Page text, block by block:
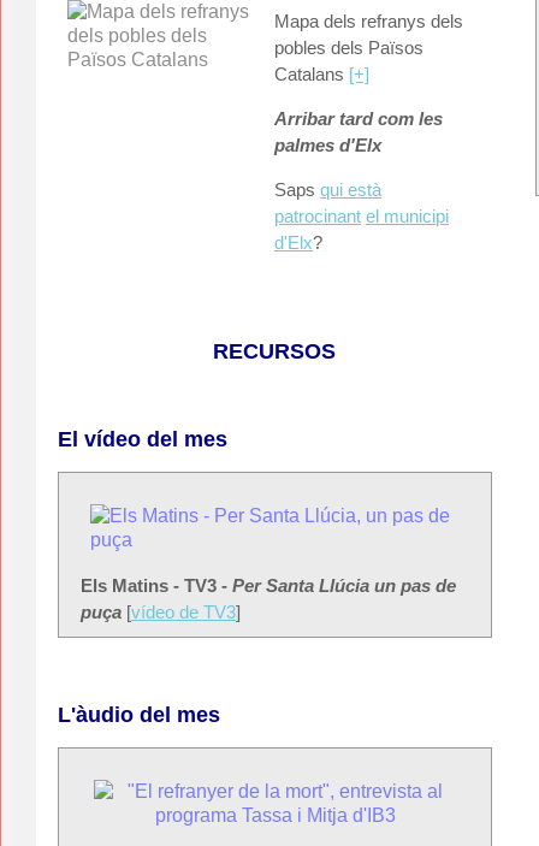
Mapa dels refranys dels
pobles dels Països
Catalans [+]
Arribar tard com les
palmes d'Elx
Saps qui està
patrocinant el municipi
d'Elx?
RECURSOS
El vídeo del mes
Els Matins - TV3 - Per Santa Llúcia un pas de
puça [vídeo de TV3]
L'àudio del mes